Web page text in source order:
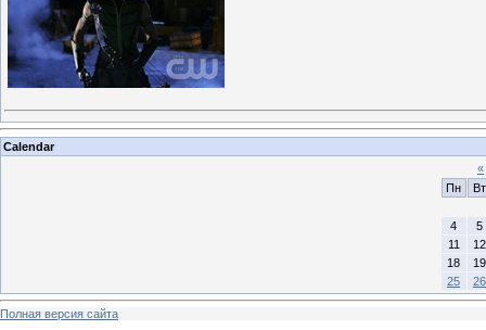
Calendar
«
Пн
Вт
4
5
11
12
18
19
25
26
Полная версия сайта